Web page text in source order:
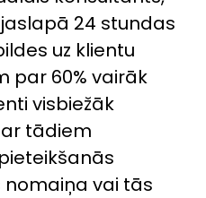
24 stundas
uz klientu
par 60% vairāk
visbiežāk
tādiem
nomaiņa vai tās